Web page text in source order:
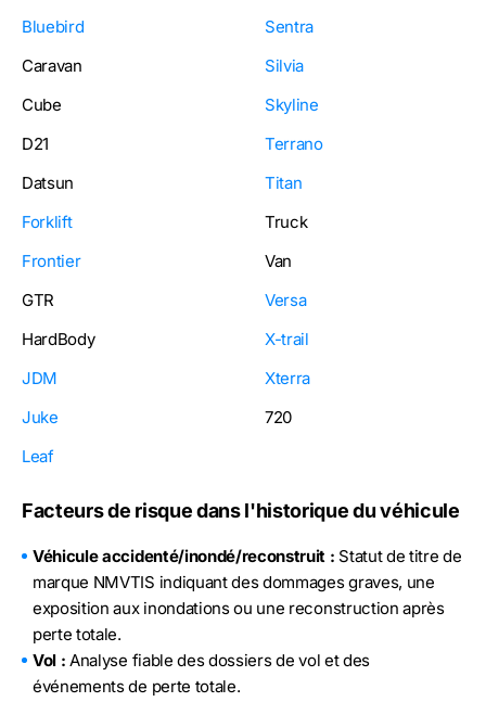
Bluebird
Caravan
Cube
D21
Datsun
Forklift
Frontier
GTR
HardBody
JDM
Juke
Leaf
Sentra
Silvia
Skyline
Terrano
Titan
Truck
Van
Versa
X-trail
Xterra
720
Facteurs de risque dans l'historique du véhicule
Véhicule accidenté/inondé/reconstruit : Statut de titre de
marque NMVTIS indiquant des dommages graves, une
exposition aux inondations ou une reconstruction après
perte totale.
Vol : Analyse fiable des dossiers de vol et des
événements de perte totale.